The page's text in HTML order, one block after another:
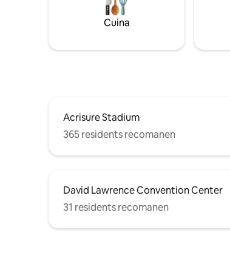
Assistència per als hostes les 24 hores.
Ideal per a viatges de negocis,
esdeveniments o escapades de cap de
durant i després de l'estada!
Cuina
Acrisure Stadium
365 residents recomanen
David Lawrence Convention Center
31 residents recomanen